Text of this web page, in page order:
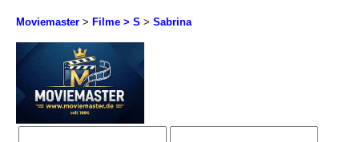
Moviemaster > Filme > S > Sabrina